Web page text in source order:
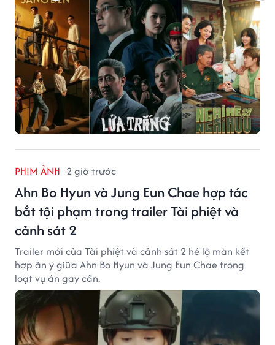
PHIM ẢNH 2 giờ trước
Ahn Bo Hyun và Jung Eun Chae hợp tác
bắt tội phạm trong trailer Tài phiệt và
cảnh sát 2
Trailer mới của Tài phiệt và cảnh sát 2 hé lộ màn kết
hợp ăn ý giữa Ahn Bo Hyun và Jung Eun Chae trong
loạt vụ án gay cấn.